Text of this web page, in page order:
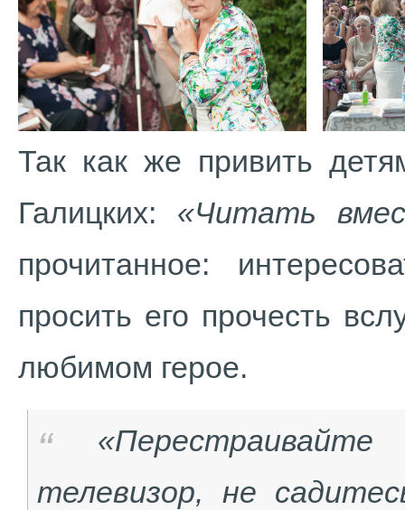
Так как же привить
Галицких: «Читать
прочитанное:
просить его прочесть
любимом герое.
телевизор, не